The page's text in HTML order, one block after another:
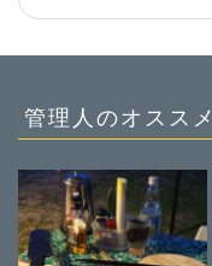
管理人のオススメ